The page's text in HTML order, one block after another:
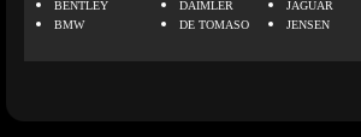
BENTLEY
BMW
DAIMLER
DE TOMASO
JAGUAR
JENSEN